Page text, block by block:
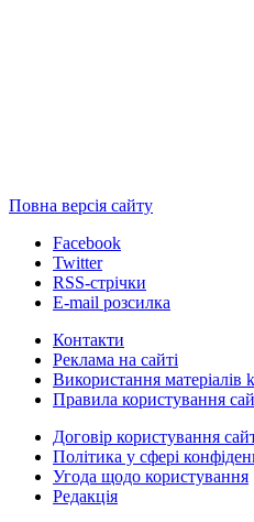
Повна версія сайту
Facebook
Twitter
RSS-стрічки
E-mail розсилка
Контакти
Реклама на сайті
Використання матеріалів
Правила користування
Договір користування
Політика у сфері
Угода щодо користування
Редакція